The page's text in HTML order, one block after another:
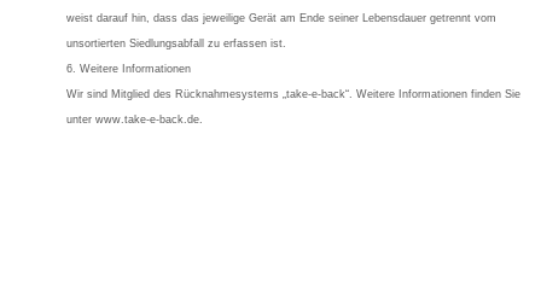
weist darauf hin, dass das jeweilige Gerät am Ende seiner Lebensdauer getrennt vom
unsortierten Siedlungsabfall zu erfassen ist.
6. Weitere Informationen
Wir sind Mitglied des Rücknahmesystems „take-e-back“. Weitere Informationen finden Sie
unter www.take-e-back.de.